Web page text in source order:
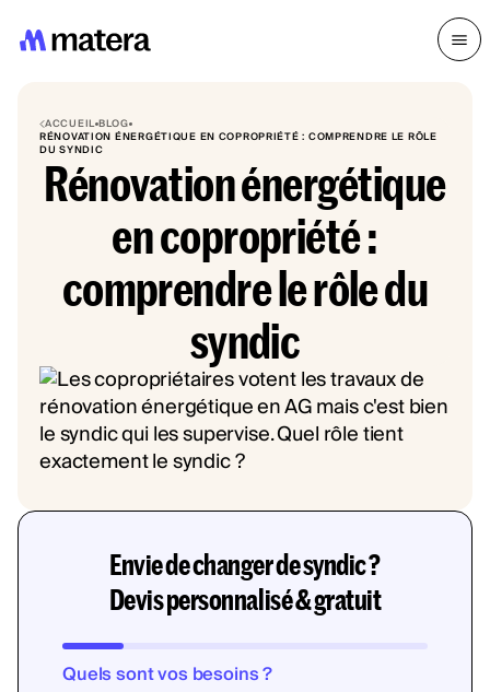
ACCUEILBLOG
RÉNOVATION ÉNERGÉTIQUE EN COPROPRIÉTÉ : COMPRENDRE LE RÔLE
DU SYNDIC
Rénovation énergétique
en copropriété :
comprendre le rôle du
syndic
Envie de changer de syndic ?
Devis personnalisé & gratuit
Quels sont vos besoins ?